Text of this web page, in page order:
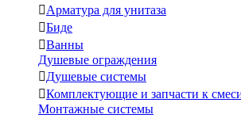
Арматура для унитаза
Биде
Ванны
Душевые ограждения
Душевые системы
Комплектующие и запчасти к
Монтажные системы